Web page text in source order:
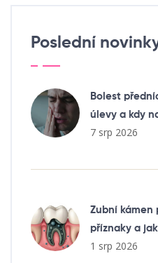
Poslední
Bolest
úlevy a kdy
7 srp 2026
Zubní kámen
příznaky a
1 srp 2026